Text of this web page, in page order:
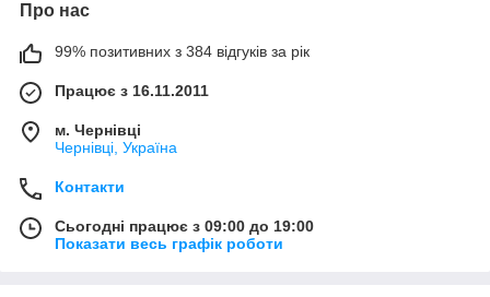
Передні амортизатори
Передні амортизатори монтуються у стійки підвіски та гасять
коливання передньої осі. Для Mercedes W124 і W210
доступні газові та масляні варіанти. Газонаповнені стійки
гідравлічні – м’який і плавний хід.
Задні амортизатори
Задні амортизатори відповідають за стабільність і комфорт
стандартні й посилені варіанти – для дизельних двигунів чи
універсалів із підвищеним навантаженням.
Про нас
99% позитивних з 384 відгуків за рік
Працює з 16.11.2011
м. Чернівці
Чернівці, Україна
Контакти
Сьогодні працює з 09:00 до 19:00
Показати весь графік роботи